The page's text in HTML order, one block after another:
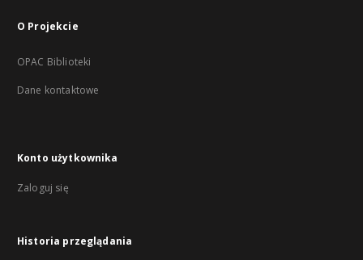
O Projekcie
OPAC Biblioteki
Dane kontaktowe
Konto użytkownika
Zaloguj się
Historia przeglądania